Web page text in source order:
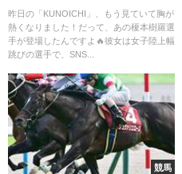
戦”
昨日の「KUNOICHI」、もう見ていて胸が
熱くなりました！だって、あの榎本樹羅選
手が登場したんですよ🔥彼女は女子陸上幅
跳びの選手で、SNS...
競馬